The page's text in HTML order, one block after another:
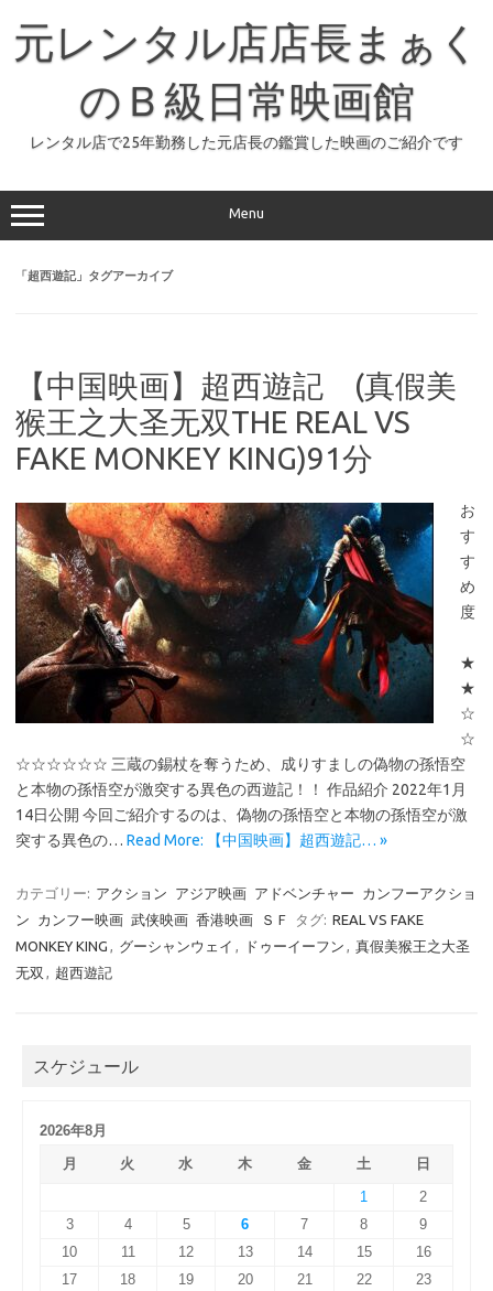
元レンタル店店長まぁく
のＢ級日常映画館
レンタル店で25年勤務した元店長の鑑賞した映画のご紹介です
Menu
「超西遊記」タグアーカイブ
【中国映画】超西遊記 (真假美
猴王之大圣无双THE REAL VS
FAKE MONKEY KING)91分
お
す
す
め
度
★
★
☆
☆
☆☆☆☆☆☆ 三蔵の錫杖を奪うため、成りすましの偽物の孫悟空
と本物の孫悟空が激突する異色の西遊記！！ 作品紹介 2022年1月
14日公開 今回ご紹介するのは、偽物の孫悟空と本物の孫悟空が激
突する異色の… Read More: 【中国映画】超西遊記… »
カテゴリー: アクション アジア映画 アドベンチャー
カンフーアクショ
ン
カンフー映画 武侠映画 香港映画 ＳＦ タグ: REAL VS FAKE
MONKEY KING , グーシャンウェイ , ドゥーイーフン , 真假美猴王之大圣
无双 , 超西遊記
スケジュール
2026年8月
月
火 水 木 金 土
日
1
2
3
4 5 6 7 8
9
10
11 12 13 14 15
16
17
18 19 20 21 22
23